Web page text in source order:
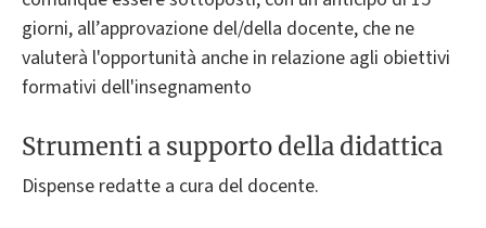
giorni, all’approvazione del/della docente, che ne
valuterà l'opportunità anche in relazione agli obiettivi
formativi dell'insegnamento
Strumenti a supporto della didattica
Dispense redatte a cura del docente.